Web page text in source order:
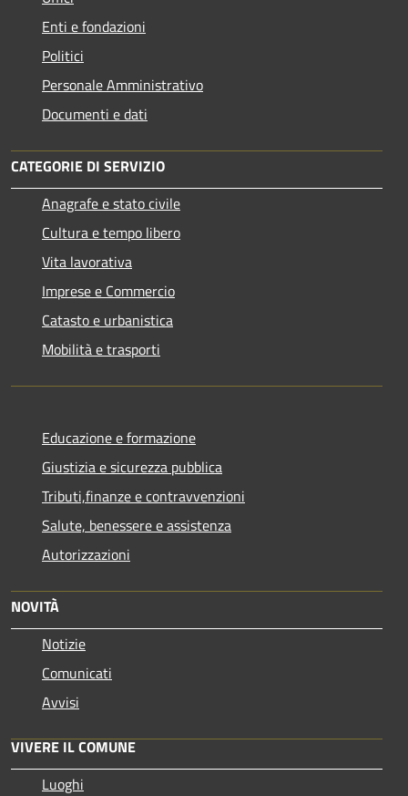
Enti e fondazioni
Politici
Personale Amministrativo
Documenti e dati
CATEGORIE DI SERVIZIO
Anagrafe e stato civile
Cultura e tempo libero
Vita lavorativa
Imprese e Commercio
Catasto e urbanistica
Mobilità e trasporti
Educazione e formazione
Giustizia e sicurezza pubblica
Tributi,finanze e contravvenzioni
Salute, benessere e assistenza
Autorizzazioni
NOVITÀ
Notizie
Comunicati
Avvisi
VIVERE IL COMUNE
Luoghi